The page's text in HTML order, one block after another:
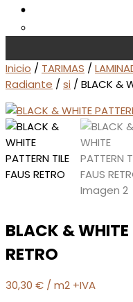
Inicio / TARIMAS /
Radiante / si / BLACK &
BLACK & WHITE
RETRO
30,30 € / m2 +IVA